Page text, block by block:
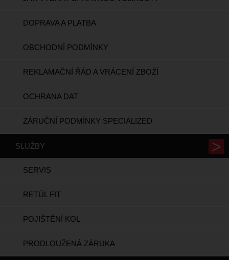
DOPRAVA A PLATBA
OBCHODNÍ PODMÍNKY
REKLAMAČNÍ ŘÁD A VRÁCENÍ ZBOŽÍ
OCHRANA DAT
ZÁRUČNÍ PODMÍNKY SPECIALIZED
SLUŽBY
SERVIS
RETÜL FIT
POJIŠTĚNÍ KOL
PRODLOUŽENÁ ZÁRUKA